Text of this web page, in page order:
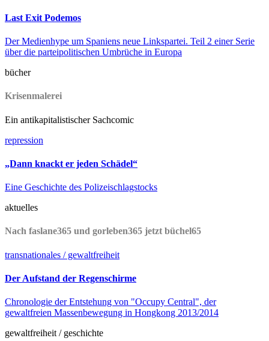
Last Exit Podemos
Der Medienhype um Spaniens neue Linkspartei. Teil 2 einer Serie
über die parteipolitischen Umbrüche in Europa
bücher
Krisenmalerei
Ein antikapitalistischer Sachcomic
repression
„Dann knackt er jeden Schädel“
Eine Geschichte des Polizeischlagstocks
aktuelles
Nach faslane365 und gorleben365 jetzt büchel65
transnationales / gewaltfreiheit
Der Aufstand der Regenschirme
Chronologie der Entstehung von "Occupy Central", der
gewaltfreien Massenbewegung in Hongkong 2013/2014
gewaltfreiheit / geschichte